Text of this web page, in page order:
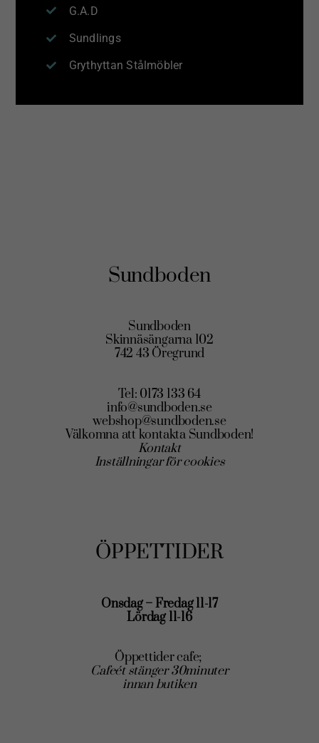
G.A.D
Sundlings
Grythyttan Stålmöbler
Sundboden
Sundboden
Skinnäsängarna 102
742 43 Öregrund
Tel: 0173 133 64
info@sundboden.se
webshop@sundboden.se
Välkomna att kontakta Sundboden!
Kontakt
Inställningar för cookies
ÖPPETTIDER
Onsdag – Fredag 11-17
Lördag 11-16
Öppettider cafe;
Cafeét stänger 30minuter
innan butiken